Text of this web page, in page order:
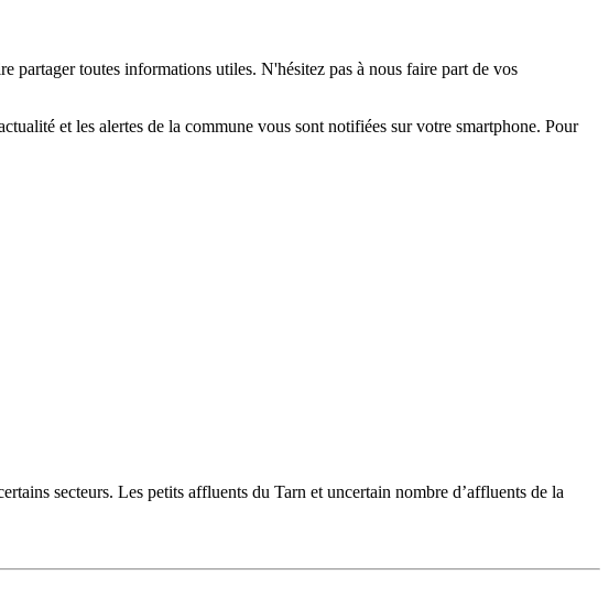
partager toutes informations utiles. N'hésitez pas à nous faire part de vos
et les alertes de la commune vous sont notifiées sur votre smartphone. Pour
secteurs. Les petits affluents du Tarn et uncertain nombre d’affluents de la